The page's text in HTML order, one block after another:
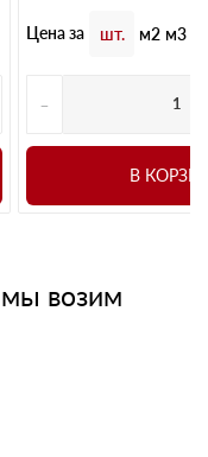
Цена за шт. м2 м3
-
В
возим